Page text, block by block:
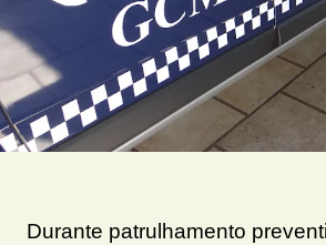
Durante patrulhamento